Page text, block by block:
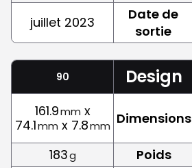
juillet 2023
Date de
sortie
90 Design
161.9mm x
74.1mm x 7.8mm Dimensions
183g Poids